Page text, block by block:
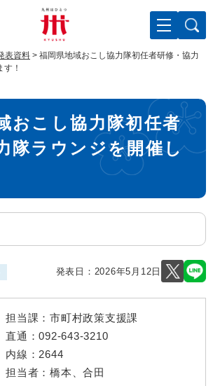
表資料 > 福岡県地域おこし協力隊初任者研修・協力
！
おこし協力隊初任者
隊ラウンジを開催し
発表日： 2026年5月12日
担当課： 市町村政策支援課
直通：092-643-3210
内線： 2644
担当者： 橋本、合田